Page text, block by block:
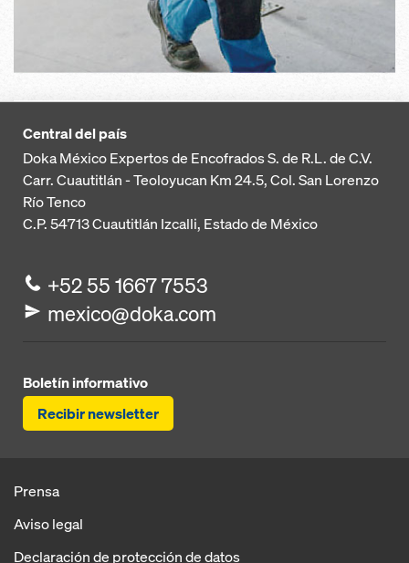
Central del país
Doka México Expertos de Encofrados S. de R.L. de C.V.
Carr. Cuautitlán - Teoloyucan Km 24.5, Col. San Lorenzo
Río Tenco
C.P. 54713Cuautitlán Izcalli, Estado de México
+52 55 1667 7553
mexico@doka.com
Boletín informativo
Recibir newsletter
Prensa
Aviso legal
Declaración de protección de datos